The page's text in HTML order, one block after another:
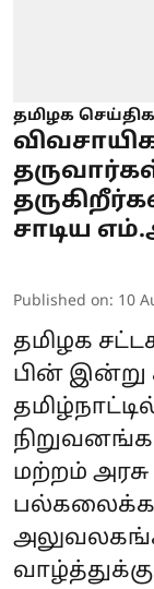
தமிழக
சாடிய
Published on: 10
தமிழக
பின் இன்று
மற்றம்